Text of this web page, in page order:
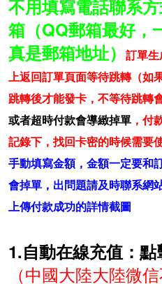
不用填寫電話聯系
箱（QQ郵箱最好，
真是郵箱地址）
訂單
上返回訂單頁面等待跳轉（如
跳轉後才能發卡，不等待跳轉
或者超時付款會導緻掉單 ，付
記錄下，找回卡密的時候需要
手動填寫金額，金額一定要和
會掉單，出問題請及時聯系網
上傳付款成功的詳情截圖
1.自動在線充值：點
（中國大陸大陸微